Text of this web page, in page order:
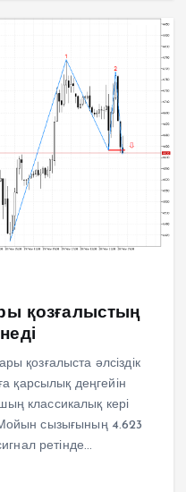
қозғалыстың
қозғалыста әлсіздік
қарсылық деңгейін
классикалық кері
сызығының 4.623
ретінде…